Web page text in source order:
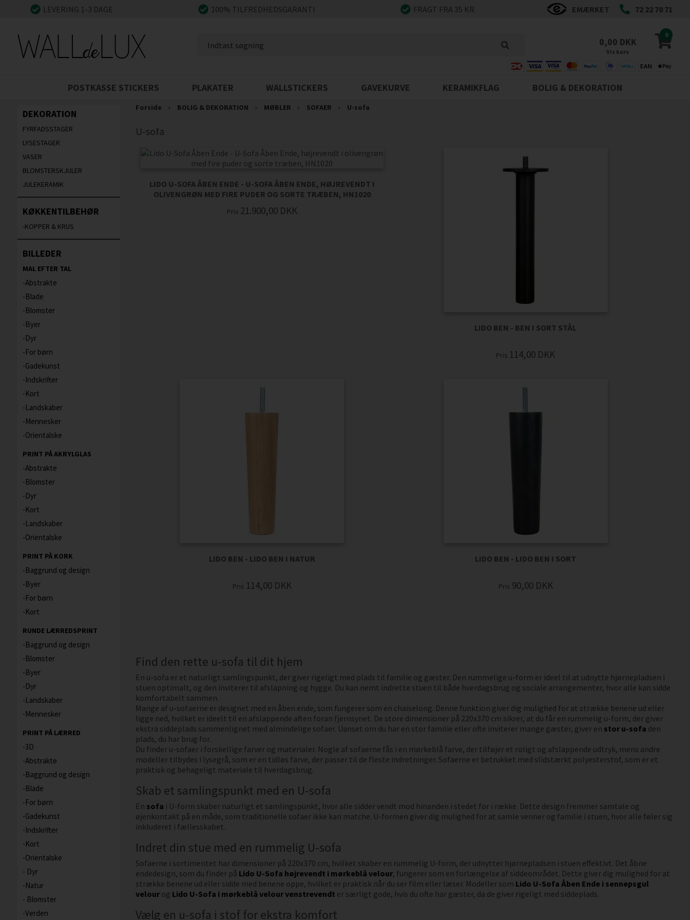
LEVERING 1-3 DAGE 100% TILFREDHEDSGARANTI FRAGT FRA 35 KR. EMÆRKET 72 22 70 71
0
0,00 DKK
Vis kurv
POSTKASSE STICKERS PLAKATER WALLSTICKERS GAVEKURVE KERAMIKFLAG BOLIG & DEKORATION
DEKORATION
FYRFADSSTAGER
LYSESTAGER
VASER
BLOMSTERSKJULER
JULEKERAMIK
KØKKENTILBEHØR
-KOPPER & KRUS
BILLEDER
MAL EFTER TAL
Abstrakte
Blade
Blomster
Byer
Dyr
For børn
Gadekunst
Indskrifter
Kort
Landskaber
Mennesker
Orientalske
PRINT PÅ AKRYLGLAS
Abstrakte
Blomster
Dyr
Kort
Landskaber
Orientalske
PRINT PÅ KORK
Baggrund og design
Byer
For børn
Kort
RUNDE LÆRREDSPRINT
Baggrund og design
Blomster
Byer
Dyr
Landskaber
Mennesker
PRINT PÅ LÆRRED
3D
Abstrakte
Baggrund og design
Blade
For børn
Gadekunst
Indskrifter
Kort
Orientalske
Dyr
Natur
Blomster
Verden
Forside › BOLIG & DEKORATION › MØBLER › SOFAER › U-sofa
U-sofa
LIDO U-SOFA ÅBEN ENDE - U-SOFA ÅBEN ENDE, HØJREVENDT I
OLIVENGRØN MED FIRE PUDER OG SORTE TRÆBEN, HN1020
Pris 21.900,00 DKK
LIDO BEN - BEN I SORT STÅL
Pris 114,00 DKK
LIDO BEN - LIDO BEN I NATUR
Pris 114,00 DKK
LIDO BEN - LIDO BEN I SORT
Pris 90,00 DKK
Find den rette u-sofa til dit hjem
En u-sofa er et naturligt samlingspunkt, der giver rigeligt med plads til familie og gæster. Den rummelige u-form er ideel til at udnytte hjørnepladsen i
stuen optimalt, og den inviterer til afslapning og hygge. Du kan nemt indrette stuen til både hverdagsbrug og sociale arrangementer, hvor alle kan sidde
komfortabelt sammen.
Mange af u-sofaerne er designet med en åben ende, som fungerer som en chaiselong. Denne funktion giver dig mulighed for at strække benene ud eller
ligge ned, hvilket er ideelt til en afslappende aften foran fjernsynet. De store dimensioner på 220x370 cm sikrer, at du får en rummelig u-form, der giver
ekstra siddeplads sammenlignet med almindelige sofaer. Uanset om du har en stor familie eller ofte inviterer mange gæster, giver en stor u-sofa den
plads, du har brug for.
Du finder u-sofaer i forskellige farver og materialer. Nogle af sofaerne fås i en mørkeblå farve, der tilføjer et roligt og afslappende udtryk, mens andre
modeller tilbydes i lysegrå, som er en tidløs farve, der passer til de fleste indretninger. Sofaerne er betrukket med slidstærkt polyesterstof, som er et
praktisk og behageligt materiale til hverdagsbrug.
Skab et samlingspunkt med en U-sofa
En sofa i U-form skaber naturligt et samlingspunkt, hvor alle sidder vendt mod hinanden i stedet for i række. Dette design fremmer samtale og
øjenkontakt på en måde, som traditionelle sofaer ikke kan matche. U-formen giver dig mulighed for at samle venner og familie i stuen, hvor alle føler sig
inkluderet i fællesskabet.
Indret din stue med en rummelig U-sofa
Sofaerne i sortimentet har dimensioner på 220x370 cm, hvilket skaber en rummelig U-form, der udnytter hjørnepladsen i stuen effektivt. Det åbne
endedesign, som du finder på Lido U-Sofa højrevendt i mørkeblå velour, fungerer som en forlængelse af siddeområdet. Dette giver dig mulighed for at
strække benene ud eller sidde med benene oppe, hvilket er praktisk når du ser film eller læser. Modeller som Lido U-Sofa Åben Ende i sennepsgul
velourog Lido U-Sofa i mørkeblå velour venstrevendt er særligt gode, hvis du ofte har gæster, da de giver rigeligt med siddeplads.
Vælg en u-sofa i stof for ekstra komfort